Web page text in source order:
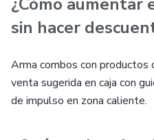
sin hacer
Arma combos con
venta sugerida en caja con
de impulso en zona caliente.